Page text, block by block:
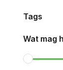
Tags
Wat mag